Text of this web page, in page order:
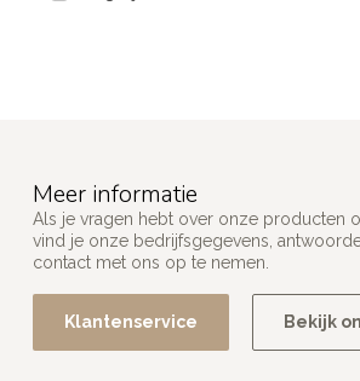
Meer informatie
Als je vragen hebt over onze producten
vind je onze bedrijfsgegevens,
contact met ons op te nemen.
Klantenservice Bekijk